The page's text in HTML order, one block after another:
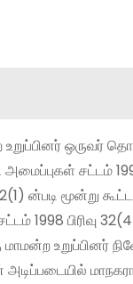
ஒருவர்
அமைப்புகள் சட்டம்
ன்படி மூன்று
1998 பிரிவு
மாமன்ற